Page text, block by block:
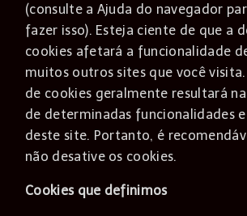
(consulte a Ajuda do navegador
fazer isso). Esteja ciente de que a
cookies afetará a funcionalidade
muitos outros sites que você
de cookies geralmente resultará
de determinadas funcionalidades
deste site. Portanto, é
não desative os cookies.
Cookies que definimos